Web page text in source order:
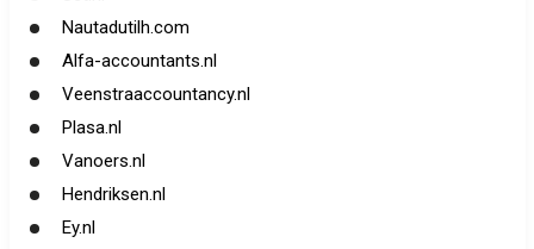
Nautadutilh.com
Alfa-accountants.nl
Veenstraaccountancy.nl
Plasa.nl
Vanoers.nl
Hendriksen.nl
Ey.nl